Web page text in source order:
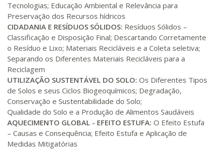
260 H 33 dias 90 dias
Matricular
280 H 35 dias 120dias
R$ 1.387,93
300 H 38dias 120dias
R$ 1.487,06
320 H 40dias 120dias
R$ 1.586,20
Tecnologias; Educação Ambiental e Relevância para
Preservação dos Recursos hídricos
CIDADANIA E RESÍDUOS SÓLIDOS: Resíduos Sólidos –
Classificação e Disposição Final; Descartando Corretamente
o Resíduo e Lixo; Materiais Recicláveis e a Coleta seletiva;
Separando os Diferentes Materiais Recicláveis para a
Reciclagem
UTILIZAÇÃO SUSTENTÁVEL DO SOLO: Os Diferentes Tipos
de Solos e seus Ciclos Biogeoquímicos; Degradação,
Conservação e Sustentabilidade do Solo;
Qualidade do Solo e a Produção de Alimentos Saudáveis
AQUECIMENTO GLOBAL - EFEITO ESTUFA: O Efeito Estufa
– Causas e Consequência; Efeito Estufa e Aplicação de
Medidas Mitigatórias